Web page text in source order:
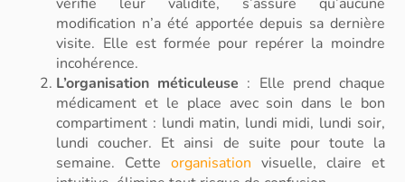
modification n’a été apportée depuis sa dernière
visite. Elle est formée pour repérer la moindre
incohérence.
L’organisation méticuleuse : Elle prend chaque
médicament et le place avec soin dans le bon
compartiment : lundi matin, lundi midi, lundi soir,
lundi coucher. Et ainsi de suite pour toute la
semaine. Cetteorganisation visuelle, claire et